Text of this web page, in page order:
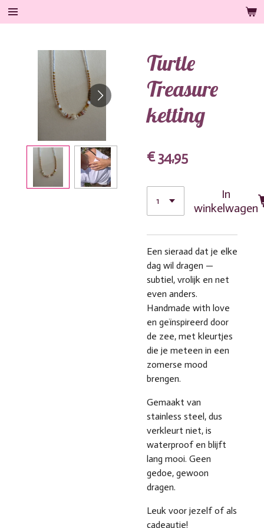
Ga
direct
hoofdinhoud
Turtle
Treasure
ketting
€ 34,95
In
winkelwagen
Een sieraad dat je elke
dag wil dragen —
subtiel, vrolijk en net
even anders.
Handmade with love
en geïnspireerd door
de zee, met kleurtjes
die je meteen in een
zomerse mood
brengen.
Gemaakt van
stainless steel, dus
verkleurt niet, is
waterproof en blijft
lang mooi. Geen
gedoe, gewoon
dragen.
Leuk voor jezelf of als
cadeautje!